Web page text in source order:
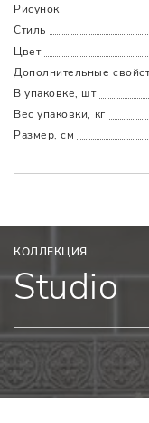
Рисунок
Стиль
Цвет
Дополнительные
В упаковке, шт
Вес упаковки, кг
Размер, см
КОЛЛЕКЦИЯ
Studio